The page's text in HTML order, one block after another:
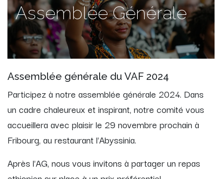
Assemblée Générale
Assemblée générale du VAF 2024
Participez à notre assemblée générale 2024. Dans
un cadre chaleureux et inspirant, notre comité vous
accueillera avec plaisir le 29 novembre prochain à
Fribourg, au restaurant l'Abyssinia.
Après l'AG, nous vous invitons à partager un repas